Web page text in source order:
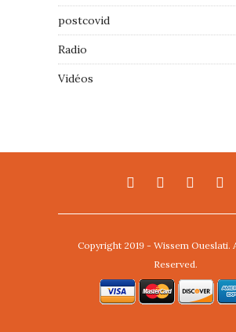
postcovid
Radio
Vidéos
Copyright 2019 - Wissem Oueslati.
Reserved.